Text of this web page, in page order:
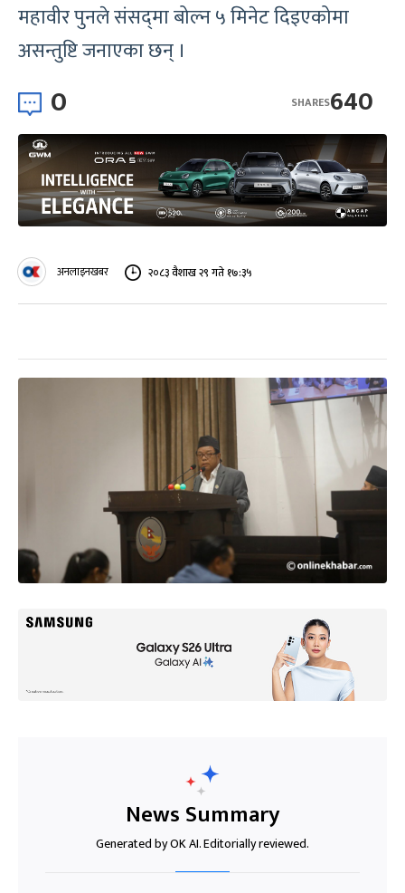
महावीर पुनले संसद्‍मा बोल्न ५ मिनेट दिइएकोमा
असन्तुष्टि जनाएका छन् ।
0 640
SHARES
अनलाइनखबर २०८३ वैशाख २९ गते १७:३५
News Summary
Generated by OK AI. Editorially reviewed.